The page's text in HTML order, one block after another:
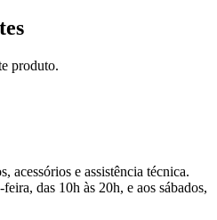
produto.
acessórios e assistência técnica.
das 10h às 20h, e aos sábados,